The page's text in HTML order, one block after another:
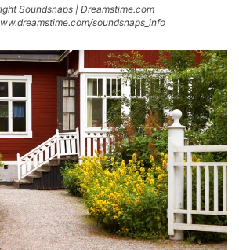
Soundsnaps | Dreamstime.com
soundsnaps_info